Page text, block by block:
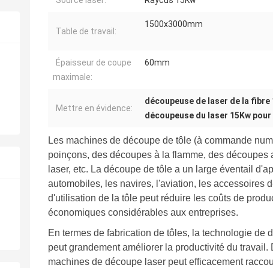
Table de travail:
1500x3000mm
Épaisseur de coupe
maximale:
60mm
Mettre en évidence:
découpeuse de laser de la fibre
découpeuse du laser 15Kw
Les machines de découpe de tôle (à commande
poinçons, des découpes à la flamme, des
laser, etc. La découpe de tôle a un large éventail
automobiles, les navires, l'aviation, les accessoires
d'utilisation de la tôle peut réduire les coûts de
économiques considérables aux entreprises.
En termes de fabrication de tôles, la technologie de
peut grandement améliorer la productivité du
machines de découpe laser peut efficacement